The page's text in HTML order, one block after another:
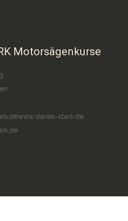
Motorsägenkurse
www.daniel-stark.de